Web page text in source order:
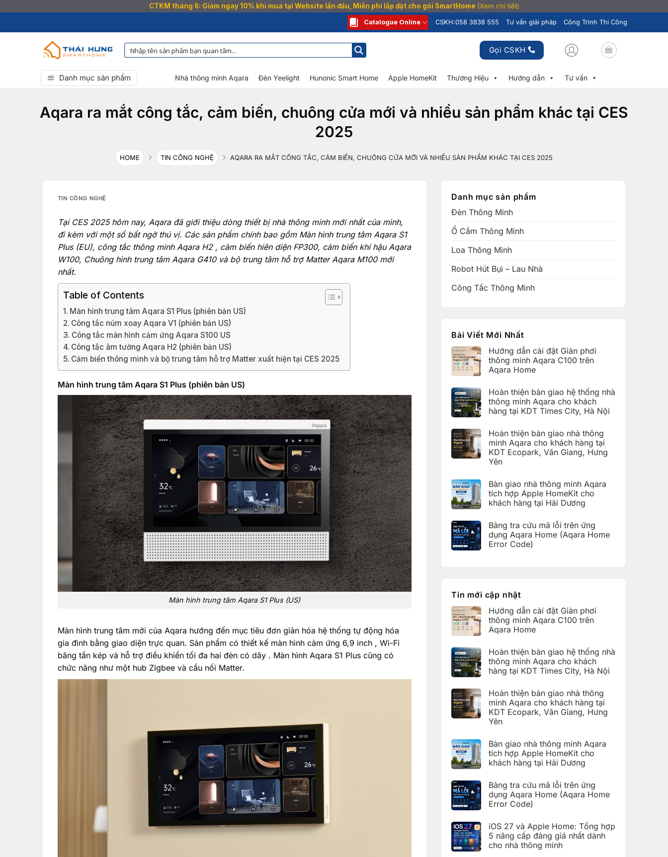
CTKM tháng 6: Giảm ngay 10% khi mua tại Website lần đầu, Miễn phí lắp đặt cho gói SmartHome (Xem chi tiết)
qua
Catalogue Online CSKH:058 3838 555 Tư vấn giải pháp Công Trình Thi Công
Gọi CSKH
Danh mục sản phẩm Nhà thông minh Aqara Đèn Yeelight Hunonic Smart Home Apple HomeKit Thương Hiệu Hướng dẫn Tư vấn
Aqara ra mắt công tắc, cảm biến, chuông cửa mới và nhiều sản phẩm khác tại CES
2025
HOME TIN CÔNG NGHỆ AQARA RA MẮT CÔNG TẮC, CẢM BIẾN, CHUÔNG CỬA MỚI VÀ NHIỀU SẢN PHẨM KHÁC TẠI CES 2025
TIN CÔNG NGHỆ
Tại CES 2025 hôm nay, Aqara đã giới thiệu dòng thiết bị nhà thông minh mới nhất của mình,
đi kèm với một số bất ngờ thú vị. Các sản phẩm chính bao gồm Màn hình trung tâm Aqara S1
Plus (EU), công tắc thông minh Aqara H2 , cảm biến hiên diện FP300, cảm biến khí hậu Aqara
W100, Chuông hình trung tâm Aqara G410 và bộ trung tâm hỗ trợ Matter Aqara M100 mới
nhất.
Table of Contents
Màn hình trung tâm Aqara S1 Plus (phiên bản US)
Công tắc núm xoay Aqara V1 (phiên bản US)
Công tắc màn hình cảm ứng Aqara S100 US
Công tắc âm tường Aqara H2 (phiên bản US)
Cảm biến thông minh và bộ trung tâm hỗ trợ Matter xuất hiện tại CES 2025
Màn hình trung tâm Aqara S1 Plus (phiên bản US)
Màn hình trung tâm Aqara S1 Plus (US)
Màn hình trung tâm mới của Aqara hướng đến mục tiêu đơn giản hóa hệ thống tự động hóa
gia đình bằng giao diện trực quan. Sản phẩm có thiết kế màn hình cảm ứng 6,9 inch , Wi-Fi
băng tần kép và hỗ trợ điều khiển tối đa hai đèn có dây . Màn hình Aqara S1 Plus cũng có
chức năng như một hub Zigbee và cầu nối Matter.
Danh mục sản phẩm
Đèn Thông Minh
Ổ Cắm Thông Minh
Loa Thông Minh
Robot Hút Bụi – Lau Nhà
Công Tắc Thông Minh
Bài Viết Mới Nhất
Hướng dẫn cài đặt Giàn phơi
thông minh Aqara C100 trên
Aqara Home
bình
luận
ở
Hướng
đặt
Giàn
phơi
thông
minh
Aqara
Aqara
Home
Hoàn thiện bàn giao hệ thống nhà
thông minh Aqara cho khách
hàng tại KDT Times City, Hà Nội
bình
luận
ở
Hoàn
thiện
bàn
thống
nhà
thông
minh
khách
hàng
tại
KDT
Hoàn thiện bàn giao nhà thông
minh Aqara cho khách hàng tại
KDT Ecopark, Văn Giang, Hưng
Yên
bình
luận
ở
Hoàn
giao
nhà
thông
minh
Aqara
Văn
Giang,
Hưng
Yên
Bàn giao nhà thông minh Aqara
tích hợp Apple HomeKit cho
khách hàng tại Hải Dương
bình
luận
ở
Bàn
hợp
Apple
cho
khách
hàng
tại
Bảng tra cứu mã lỗi trên ứng
dụng Aqara Home (Aqara Home
Error Code)
tra
cứu
lỗi
trên
ứng
dụng
(Aqara
Home
Error
Code)
Tin mới cập nhật
Hướng dẫn cài đặt Giàn phơi
thông minh Aqara C100 trên
Aqara Home
bình
luận
ở
Hướng
đặt
Giàn
phơi
thông
minh
Aqara
Aqara
Home
Hoàn thiện bàn giao hệ thống nhà
thông minh Aqara cho khách
hàng tại KDT Times City, Hà Nội
bình
luận
ở
Hoàn
thiện
bàn
thống
nhà
thông
minh
khách
hàng
tại
KDT
Hà
Nội
Hoàn thiện bàn giao nhà thông
minh Aqara cho khách hàng tại
KDT Ecopark, Văn Giang, Hưng
Yên
bình
luận
ở
Hoàn
giao
nhà
thông
minh
Aqara
khách
hàng
tại
KDT
Ecopark,
Bàn giao nhà thông minh Aqara
tích hợp Apple HomeKit cho
khách hàng tại Hải Dương
bình
luận
ở
Bàn
thông
minh
Aqara
tích
hợp
Bảng tra cứu mã lỗi trên ứng
dụng Aqara Home (Aqara Home
Error Code)
bình
luận
ở
Bảng
iOS 27 và Apple Home: Tổng hợp
5 nâng cấp đáng giá nhất dành
cho nhà thông minh